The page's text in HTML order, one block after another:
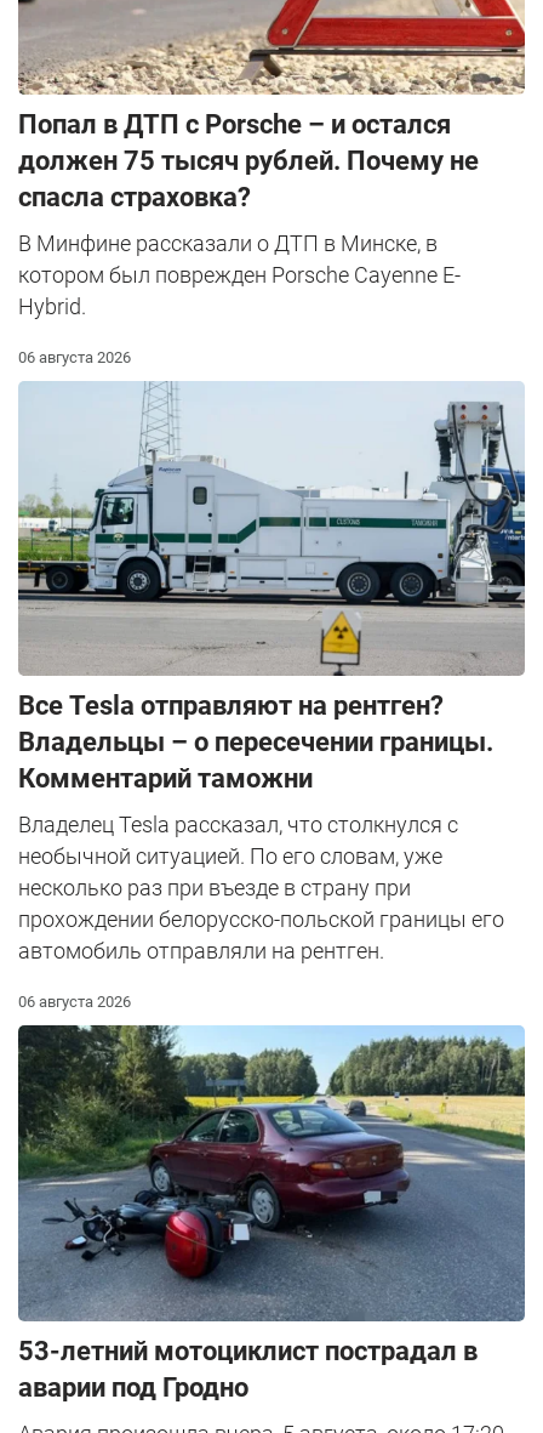
​Попал в ДТП с Porsche – и остался
должен 75 тысяч рублей. Почему не
спасла страховка?
В Минфине рассказали о ДТП в Минске, в
котором был поврежден Porsche Cayenne E-
Hybrid.
06 августа 2026
Все Tesla отправляют на рентген?
Владельцы – о пересечении границы.
Комментарий таможни
Владелец Tesla рассказал, что столкнулся с
необычной ситуацией. По его словам, уже
несколько раз при въезде в страну при
прохождении белорусско-польской границы его
автомобиль отправляли на рентген.
06 августа 2026
53-летний мотоциклист пострадал в
аварии под Гродно